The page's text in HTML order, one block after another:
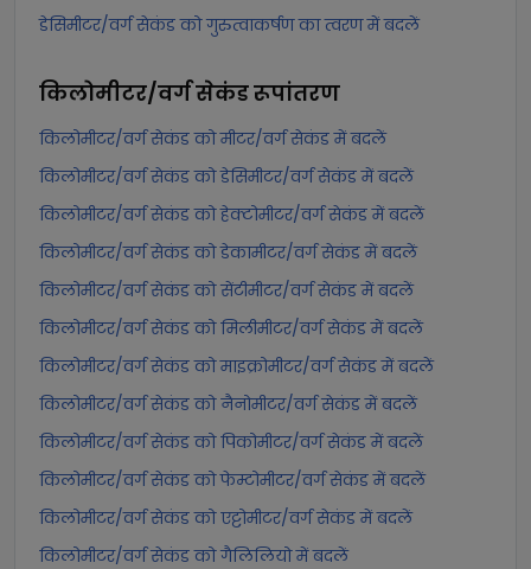
डेसिमीटर/वर्ग सेकंड को गुरुत्वाकर्षण का त्वरण में बदलें
किलोमीटर/वर्ग सेकंडरूपांतरण
किलोमीटर/वर्ग सेकंड को मीटर/वर्ग सेकंड में बदलें
किलोमीटर/वर्ग सेकंड को डेसिमीटर/वर्ग सेकंड में बदलें
किलोमीटर/वर्ग सेकंड को हेक्टोमीटर/वर्ग सेकंड में बदलें
किलोमीटर/वर्ग सेकंड को डेकामीटर/वर्ग सेकंड में बदलें
किलोमीटर/वर्ग सेकंड को सेंटीमीटर/वर्ग सेकंड में बदलें
किलोमीटर/वर्ग सेकंड को मिलीमीटर/वर्ग सेकंड में बदलें
किलोमीटर/वर्ग सेकंड को माइक्रोमीटर/वर्ग सेकंड में बदलें
किलोमीटर/वर्ग सेकंड को नैनोमीटर/वर्ग सेकंड में बदलें
किलोमीटर/वर्ग सेकंड को पिकोमीटर/वर्ग सेकंड में बदलें
किलोमीटर/वर्ग सेकंड को फेम्टोमीटर/वर्ग सेकंड में बदलें
किलोमीटर/वर्ग सेकंड को एट्टोमीटर/वर्ग सेकंड में बदलें
किलोमीटर/वर्ग सेकंड को गैलिलियो में बदलें